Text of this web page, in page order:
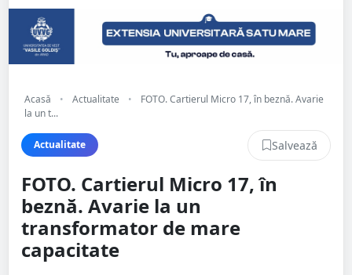
Acasă • Actualitate •
FOTO. Cartierul Micro 17, în beznă. Avarie
la un t...
Actualitate Salvează
FOTO. Cartierul Micro 17, în
beznă. Avarie la un
transformator de mare
capacitate